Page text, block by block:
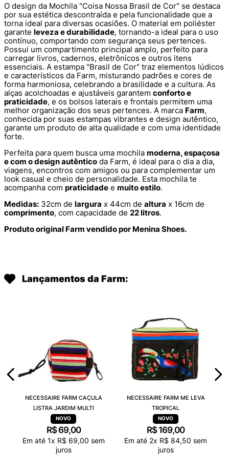
O design da Mochila "Coisa Nossa Brasil de Cor" se destaca
por sua estética descontraída e pela funcionalidade que a
torna ideal para diversas ocasiões. O material em poliéster
garante leveza e durabilidade, tornando-a ideal para o uso
contínuo, comportando com segurança seus pertences.
Possui um compartimento principal amplo, perfeito para
carregar livros, cadernos, eletrônicos e outros itens
essenciais. A estampa "Brasil de Cor" traz elementos lúdicos
e característicos da Farm, misturando padrões e cores de
forma harmoniosa, celebrando a brasilidade e a cultura. As
alças acolchoadas e ajustáveis garantem conforto e
praticidade, e os bolsos laterais e frontais permitem uma
melhor organização dos seus pertences. A marca Farm,
conhecida por suas estampas vibrantes e design autêntico,
garante um produto de alta qualidade e com uma identidade
forte.
Perfeita para quem busca uma mochila moderna, espaçosa
e com o design autêntico da Farm, é ideal para o dia a dia,
viagens, encontros com amigos ou para complementar um
look casual e cheio de personalidade. Esta mochila te
acompanha com praticidade e muito estilo.
Medidas: 32cm de largura x 44cm de altura x 16cm de
comprimento, com capacidade de 22 litros.
Produto original Farm vendido por Menina Shoes.
Lançamentos da Farm:
NECESSAIRE FARM CAÇULA
LISTRA JARDIM MULTI
R$ 69,00
Em até 1x R$ 69,00 sem
juros
NECESSAIRE FARM ME LEVA
TROPICAL
R$ 169,00
Em até 2x R$ 84,50 sem
juros